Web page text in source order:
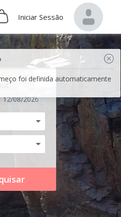
Iniciar Sessão
foi definida automaticamente
12/08/2026